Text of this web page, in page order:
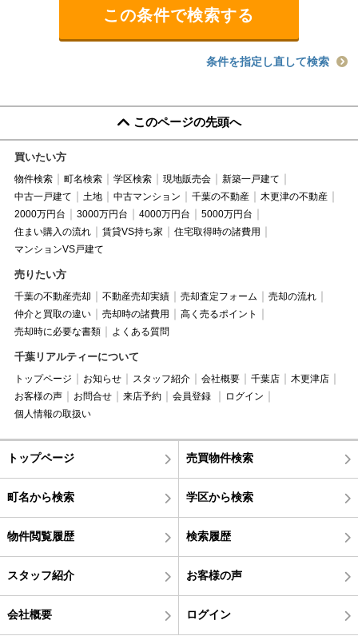
条件を指定し直して検索
このページの先頭へ
買いたい方
物件検索 町名検索 学区検索 現地販売会
新築一戸建て
中古一戸建て
土地 中古マンション 千葉の不動産
木更津の不動産
2000万円台
3000万円台 4000万円台
5000万円台
住まい購入の流れ
賃貸VS持ち家
住宅取得時の諸費用
マンションVS戸建て
売りたい方
千葉の不動産売却 不動産売却実績 売却査定フォーム
売却の流れ
仲介と買取の違い
売却時の諸費用
高く売るポイント
売却時に必要な書類
よくある質問
千葉リアルティーについて
トップページ お知らせ スタッフ紹介 会社概要 千葉店
木更津店
お客様の声
お問合せ 来店予約 会員登録
ログイン
個人情報の取扱い
トップページ 売買物件検索
町名から検索 学区から検索
物件閲覧履歴 検索履歴
スタッフ紹介 お客様の声
会社概要 ログイン